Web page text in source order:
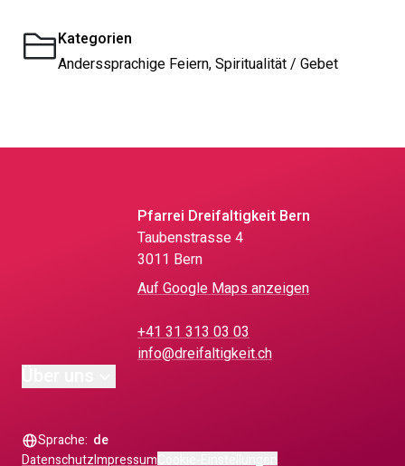
Kategorien
Anderssprachige Feiern, Spiritualität / Gebet
Pfarrei Dreifaltigkeit Bern
Taubenstrasse 4
3011 Bern
Auf Google Maps anzeigen
+41 31 313 03 03
info@dreifaltigkeit.ch
DatenschutzImpressum
Sprache: de